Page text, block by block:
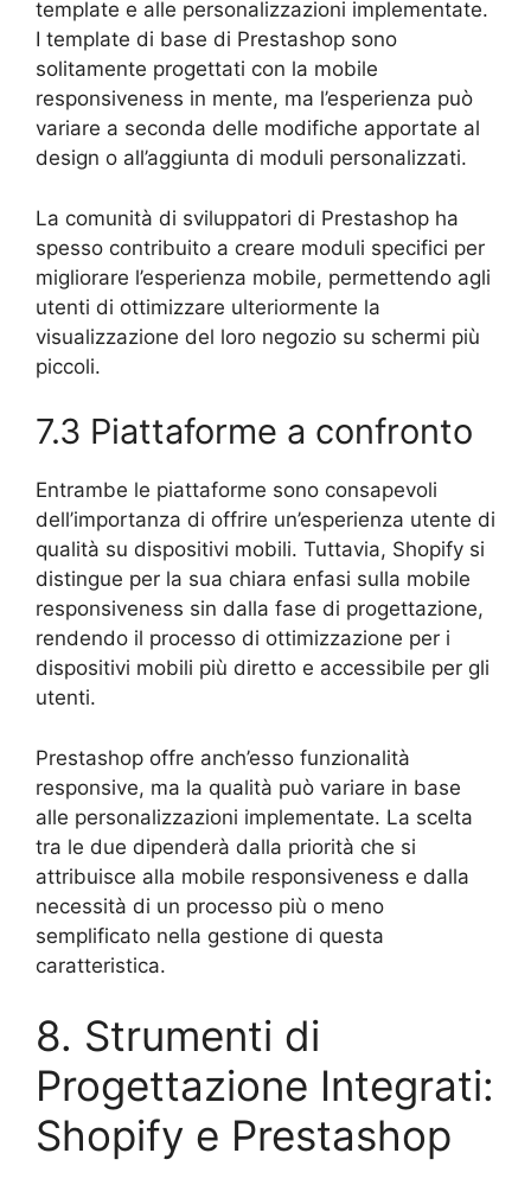
template e alle personalizzazioni implementate.
I template di base di Prestashop sono
solitamente progettati con la mobile
responsiveness in mente, ma l’esperienza può
variare a seconda delle modifiche apportate al
design o all’aggiunta di moduli personalizzati.
La comunità di sviluppatori di Prestashop ha
spesso contribuito a creare moduli specifici per
migliorare l’esperienza mobile, permettendo agli
utenti di ottimizzare ulteriormente la
visualizzazione del loro negozio su schermi più
piccoli.
7.3 Piattaforme a confronto
Entrambe le piattaforme sono consapevoli
dell’importanza di offrire un’esperienza utente di
qualità su dispositivi mobili. Tuttavia, Shopify si
distingue per la sua chiara enfasi sulla mobile
responsiveness sin dalla fase di progettazione,
rendendo il processo di ottimizzazione per i
dispositivi mobili più diretto e accessibile per gli
utenti.
Prestashop offre anch’esso funzionalità
responsive, ma la qualità può variare in base
alle personalizzazioni implementate. La scelta
tra le due dipenderà dalla priorità che si
attribuisce alla mobile responsiveness e dalla
necessità di un processo più o meno
semplificato nella gestione di questa
caratteristica.
8. Strumenti di
Progettazione Integrati:
Shopify e Prestashop